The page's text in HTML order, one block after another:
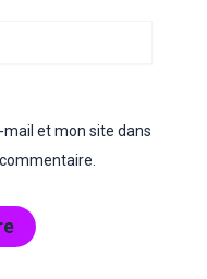
et mon site dans